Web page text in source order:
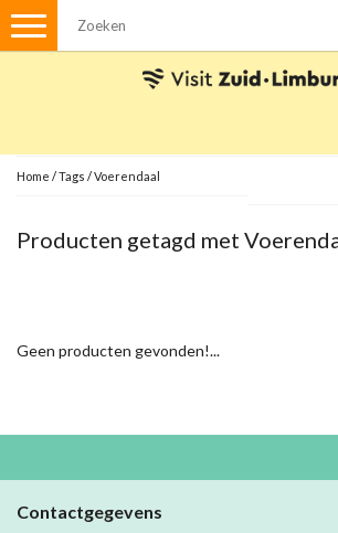
Menu
Met de auto
Visvergunningen
Ansichtkaarten
Home /Tags /Voerendaal
Producten getagd met
Geen producten gevonden!...
Contactgegevens